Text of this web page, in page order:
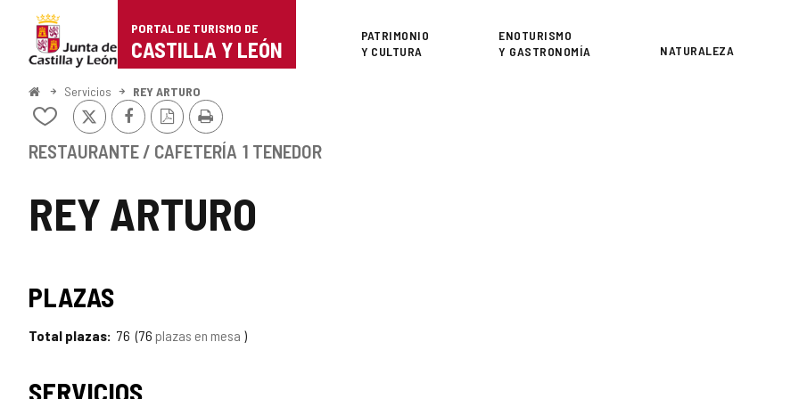
Portal
de
Turismo
Castilla
León
PORTAL DE TURISMO DE
CASTILLA Y LEÓN
Superior
PATRIMONIO
Y CULTURA
ENOTURISMO
Y GASTRONOMÍA
NATURALEZA
InicioServicios REY ARTURO
REY ARTURO
Añadir/quitar
mis
X FacebookVersión
PDF
Imprimir
RESTAURANTE / CAFETERÍA 1 TENEDOR
PLAZAS
Total plazas 76 76 plazas en mesa
SERVICIOS